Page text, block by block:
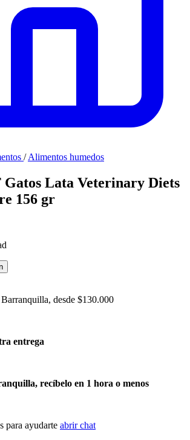
/ Alimentos humedos
Gatos Lata Veterinary Diets
156 gr
desde $130.000
entrega
recíbelo en 1 hora o menos
para ayudarte abrir chat